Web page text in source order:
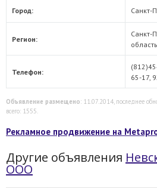
Город: Санкт-
Регион:
Санкт-
Телефон:
65-17,
Объявление размещено: 11.07.2014, последнее
всего: 1555.
Рекламное продвижение на
Другие объявления
ООО